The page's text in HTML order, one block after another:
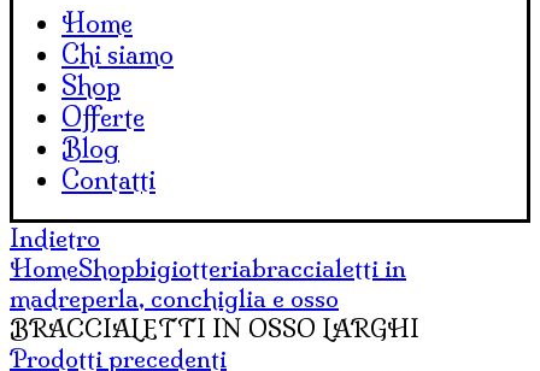
Home
Chi siamo
Shop
Offerte
Blog
Contatti
Indietro
HomeShopbigiotteriabraccialetti in
madreperla, conchiglia e osso
BRACCIALETTI IN OSSO LARGHI
Prodotti precedenti